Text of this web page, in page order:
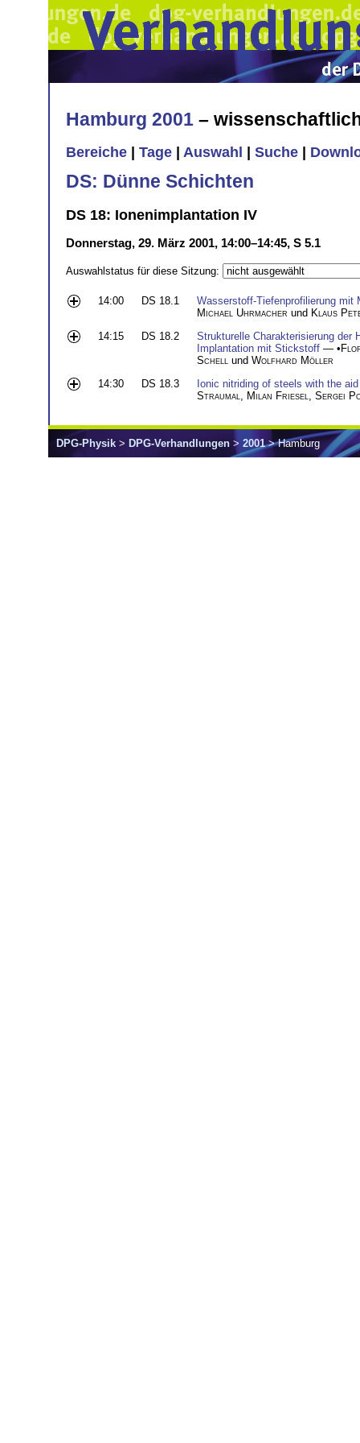
Hamburg 2001 –
Bereiche Tage Auswahl Suche
DS: Dünne Schichten
DS 18: Ionenimplantation IV
Donnerstag, 29. März 2001, 14:00–14:45, S 5.1
Auswahlstatus für diese Sitzung:
14:00 DS 18.1
Wasserstoff-Tiefenprofilierung mit
Michael Uhrmacher und Klaus
14:15
DS 18.2
Strukturelle Charakterisierung der
Implantation mit Stickstoff — •
Schell und Wolfhard Möller
14:30
DS 18.3
Ionic nitriding of steels with the
Straumal
Milan Friesel Sergei
DPG-Physik > DPG-Verhandlungen > 2001> Hamburg